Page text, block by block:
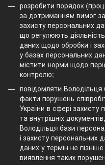
розробити порядок
за дотриманням вимог
захисту персональних
що регулюють
даних щодо обробки і
у базах персональних
містити норми щодо
контролю;
повідомляти
факти порушень
України в сфері захисту
та внутрішніх
Володільця бази
і захисту персональних
даних у термін не
виявлення таких